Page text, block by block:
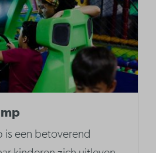
is een betoverend